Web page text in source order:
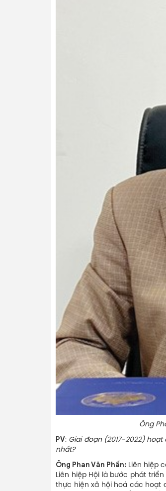
Ông Phan Văn Phấn
PV: Giai đoạn (2017-2022)
nhất?
Ông Phan Văn Phấn: Liên hiệp
Liên hiệp Hội là bước phát
thực hiện xã hội hoá các hoạt